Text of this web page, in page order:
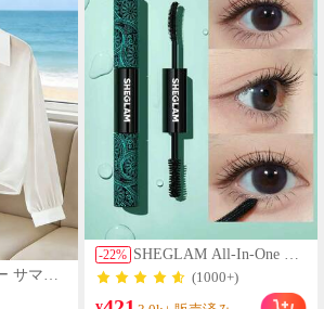
サマー
よけ
-22% SHEGLAM All-In-One ボ
リューム&ロングマスカ
ラ 女性と女の子のための
ブランドビューティーコ
(1000+)